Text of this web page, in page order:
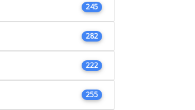
245
282
222
255